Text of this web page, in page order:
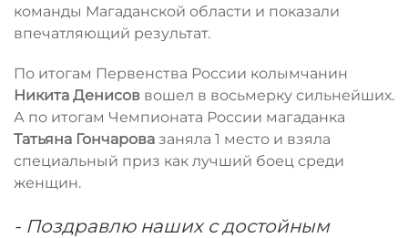
команды Магаданской области и показали
впечатляющий результат.
По итогам Первенства России колымчанин
Никита Денисов вошел в восьмерку сильнейших.
А по итогам Чемпионата России магаданка
Татьяна Гончарова заняла 1 место и взяла
специальный приз как лучший боец среди
женщин.
- Поздравлю наших с достойным